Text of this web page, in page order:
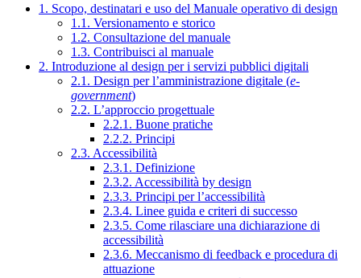
1. Scopo, destinatari e uso del Manuale operativo di design
1.1. Versionamento e storico
1.2. Consultazione del manuale
1.3. Contribuisci al manuale
2. Introduzione al design per i servizi pubblici digitali
2.1. Design per l’amministrazione digitale (e-
government)
2.2. L’approccio progettuale
2.2.1. Buone pratiche
2.2.2. Principi
2.3. Accessibilità
2.3.1. Definizione
2.3.2. Accessibilità by design
2.3.3. Principi per l’accessibilità
2.3.4. Linee guida e criteri di successo
2.3.5. Come rilasciare una dichiarazione di
accessibilità
2.3.6. Meccanismo di feedback e procedura di
attuazione